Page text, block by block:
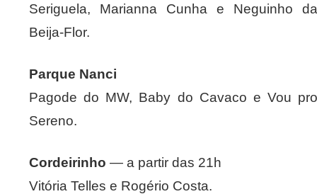
Seriguela, Marianna Cunha e Neguinho da
Beija-Flor.
Parque Nanci
Pagode do MW, Baby do Cavaco e Vou pro
Sereno.
Cordeirinho — a partir das 21h
Vitória Telles e Rogério Costa.